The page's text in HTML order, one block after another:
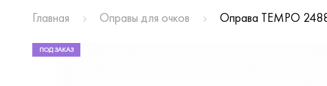
Главная Оправы для очков Оправа TEMPO
ПОД ЗАКАЗ